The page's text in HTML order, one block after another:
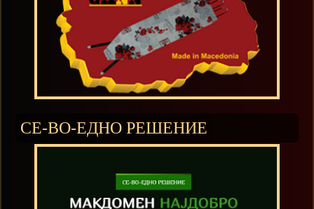
СЕ-ВО-ЕДНО РЕШЕНИЕ